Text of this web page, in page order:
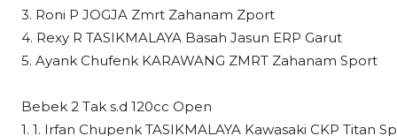
3. Roni P JOGJA Zmrt Zahanam Zport
4. Rexy R TASIKMALAYA Basah Jasun ERP Garut
5. Ayank Chufenk KARAWANG ZMRT Zahanam Sport
Bebek 2 Tak s.d 120cc Open
1. 1. Irfan Chupenk TASIKMALAYA Kawasaki CKP Titan